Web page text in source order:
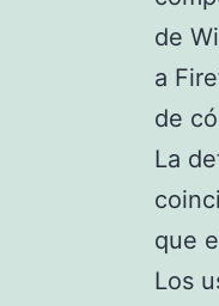
de
a
de
La
que
Los